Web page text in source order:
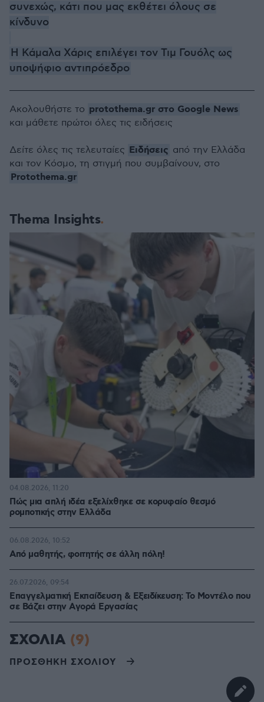
συνεχώς, κάτι που μας εκθέτει όλους σε
κίνδυνο
Η Κάμαλα Χάρις επιλέγει τον Τιμ Γουόλς ως
υποψήφιο αντιπρόεδρο
Thema Insights
Πώς μια απλή ιδέα εξελίχθηκε σε κορυφαίο θεσμό
ρομποτικής στην Ελλάδα
04.08.2026, 11:20
Από μαθητής, φοιτητής σε άλλη πόλη!
06.08.2026, 10:52
Επαγγελματική Εκπαίδευση & Εξειδίκευση: Το Mοντέλο που
σε Bάζει στην Aγορά Eργασίας
26.07.2026, 09:54
Ακολουθήστε το protothema.gr στο Google News
και μάθετε πρώτοι όλες τις ειδήσεις
Δείτε όλες τις τελευταίες Ειδήσεις από την Ελλάδα
και τον Κόσμο, τη στιγμή που συμβαίνουν, στο
Protothema.gr
ΣΧΟΛΙΑ (9)
ΠΡΟΣΘΗΚΗ ΣΧΟΛΙΟΥ